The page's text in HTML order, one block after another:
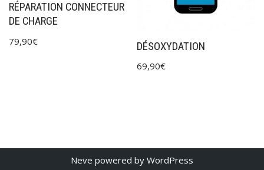
RÉPARATION CONNECTEUR
DE CHARGE
79,90€ DÉSOXYDATION
69,90€
Neve powered by WordPress